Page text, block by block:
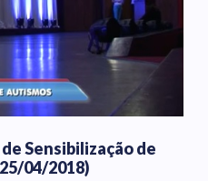
Sensibilização de
04/2018)